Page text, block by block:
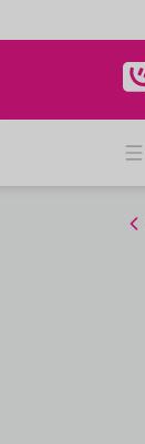
naar